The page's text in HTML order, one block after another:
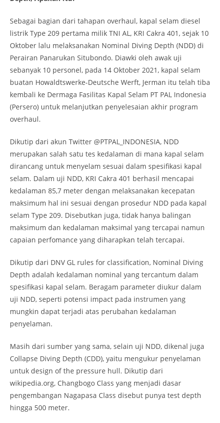
Sebagai bagian dari tahapan overhaul, kapal selam diesel
listrik Type 209 pertama milik TNI AL, KRI Cakra 401, sejak 10
Oktober lalu melaksanakan Nominal Diving Depth (NDD) di
Perairan Panarukan Situbondo. Diawki oleh awak uji
sebanyak 10 personel, pada 14 Oktober 2021, kapal selam
buatan Howaldtswerke-Deutsche Werft, Jerman itu telah tiba
kembali ke Dermaga Fasilitas Kapal Selam PT PAL Indonesia
(Persero) untuk melanjutkan penyelesaian akhir program
overhaul.
Dikutip dari akun Twitter @PTPAL_INDONESIA, NDD
merupakan salah satu tes kedalaman di mana kapal selam
dirancang untuk menyelam sesuai dalam spesifikasi kapal
selam. Dalam uji NDD, KRI Cakra 401 berhasil mencapai
kedalaman 85,7 meter dengan melaksanakan kecepatan
maksimum hal ini sesuai dengan prosedur NDD pada kapal
selam Type 209. Disebutkan juga, tidak hanya balingan
maksimum dan kedalaman maksimal yang tercapai namun
capaian perfomance yang diharapkan telah tercapai.
Dikutip dari DNV GL rules for classification, Nominal Diving
Depth adalah kedalaman nominal yang tercantum dalam
spesifikasi kapal selam. Beragam parameter diukur dalam
uji NDD, seperti potensi impact pada instrumen yang
mungkin dapat terjadi atas perubahan kedalaman
penyelaman.
Masih dari sumber yang sama, selain uji NDD, dikenal juga
Collapse Diving Depth (CDD), yaitu mengukur penyelaman
untuk design of the pressure hull. Dikutip dari
wikipedia.org, Changbogo Class yang menjadi dasar
pengembangan Nagapasa Class disebut punya test depth
hingga 500 meter.